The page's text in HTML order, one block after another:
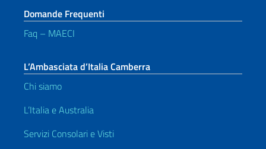
Domande Frequenti
Faq – MAECI
L’Ambasciata d’Italia Camberra
Chi siamo
L’Italia e Australia
Servizi Consolari e Visti